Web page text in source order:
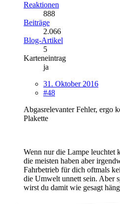
Reaktionen
888
Beiträge
2.066
Blog-Artikel
5
Karteneintrag
ja
31. Oktober 2016
#48
Abgasrelevanter Fehler, ergo
Plakette
Wenn nur die Lampe leuchtet
die meisten haben aber
Fahrbetrieb für dich oftmals
die Umwelt unnett sein. Aber
wirst du damit wie gesagt